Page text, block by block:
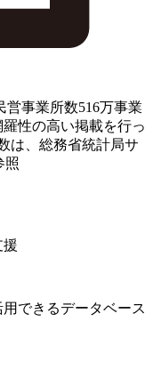
事業所数516万事業
性の高い掲載を行っ
は、総務省統計局サ
照
援
できるデータベース